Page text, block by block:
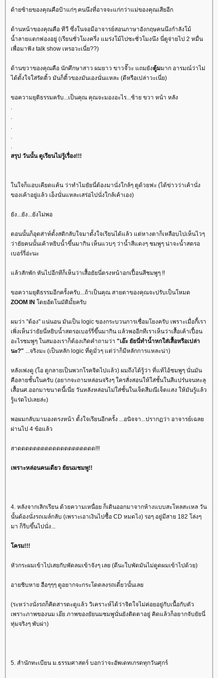
ด้ายซ้ายของคุณคือป้าแก่ๆ คนนึงที่อาจจะแก่กว่าแม่ของคุณเสียอีก
ด้านหน้าของคุณคือ ทีวี ซึ่งในจอมีอาจารย์สอนภาษาอังกฤษคนนึงกำลังโม้
น้ำลายแตกฟองอยู่ (เรียนชั่วโมงครึ่ง แมร่งโม้ไปซะชั่วโมงนึง นี่ตูจ่ายไป 2 หมื่น
เพื่อมาฟัง talk show เหรอวะเนี่ย??)
ด้านขวาของคุณคือ นักศึกษาสาว ผมยาว ขาวจั๊วะ แถมยังตู้มมาก อารมณ์ว่าไม่
ได้ตั้งใจใส่รัดติ้ว มันก็ติ้วของมันเองนั่นแหละ (ดีหรือเปล่าวะเนี่ย)
ขอความยุติธรรมครับ...เป็นคุณ คุณจะมองอะไร...ซ้าย ขวา หน้า หลัง
สรุป วันนั้น ตูเรียนไม่รู้เรื่อง!!!
นใจก็แอบเคียดแค้น ว่าทำไมยัยนี่ต้องมานั่งใกล้ๆ ตูด้วยฟะ (ได้ข่าวว่าเค้านั่ง
ของเค้าอยู่แล้ว เอ็งนั่นแหละเสร่อไปนั่งใกล้เค้าเอง)
ัง...ยัง...ยังไม่พอ
ตอนนั้นก็อุตส่าห์ตั้งสติกลับใจมาตั้งใจเรียนได้แล้ว แต่หางตาก็เหลือบไปเห็นไวๆ
ว่ายัยคนนั้นเค้าหยิบน้ำขึ้นมากิน เห็นแวบๆ ว่าน้ำสีแดงๆ ชมพูๆ น่าจะน้ำสตรอ
เบอร์รี่อ่ะนะ
ล้วสักพัก หันไปอีกทีก็เห็นว่าเสื้อยัยนี่ตรงหน้าอกเปื้อนสีชมพูๆ !!
ขอความยุติธรรมอีกครั้งครับ...ถ้าเป็นคุณ สายตาของคุณจะปรับเป็นโหมด
ZOOM IN ดยอัตโนมัติมั้ยครับ
ผมว่า "ต้อง" แน่นอน มันเป็น logic ของกระบวนการเชื่อมโยงครับ เพราะเมื่อกี้เรา
เพิ่งเห็นว่ายัยนี่หยิบน้ำสตรอเบอร์รี่ขึ้นมากิน แล้วพออีกทีเราเห็นว่าเสื้อเค้าเปื้อน
อะไรชมพูๆ ในสมองเราก็ต้องเกิดคำถามว่า "เอ๊ะ ยัยนี่ทำน้ำหกใส่เสื้อหรือเปล่า
นะ?" ...จริงมะ (เป็นหลัก logic ที่ดูมั่วๆ แต่ว่าก็มีหลักการแหละน่า)
หลังเพ่งดู (โอ ตูกลายเป็นพวกโรคจิตไปแล้ว) ผมถึงได้รู้ว่า ที่แท้ไอ้ชมพูๆ นั่นมัน
คือลายชั้นในครับ (อยากจะถามหล่อนจริงๆ ใครสั่งสอนให้ใส่ชั้นในสีแปร๋นจนทะลุ
เสื้อนศ.ออกมาขนาดนี้เนี่ย วันหลังหล่อนไม่ใส่ชั้นในเจ็ดสีมณีเจ็ดแสง ให้มันรู้แล้ว
รู้แร่ดไปเลยล่ะ)
พอผมกลับมามองตรงหน้า ตั้งใจเรียนอีกครั้ง ...อนิจจา...ปรากฏว่า อาจารย์เฉล
ผ่านไป 4 ข้อแล้ว
สาดดดดดดดดดดดดดดดดดดดด!!!
เพราะหล่อนคนเดียว ยัยนมชมพู!!
4. หลังจากเลิกเรียน ด้วยความเหนื่อย ก็เดินออกมาจากห้างแบบสะโหลสะเหล วัน
นั้นต้องนั่งรถเมล์กลับ (เพราะเอาเงินไปซื้อ CD หมดไง) รอๆ อยู่มีสาย 182 โล่งๆ
มา ก็รีบขึ้นไปนั่ง...
ครม!!!
หัวกระผมเข้าไปเสยกับพัดลมเข้าจังๆ เลย (ดีนะใบพัดมันไม่ดูดผมเข้าไปด้วย)
อายชิบหาย ฮือๆๆๆ ตูอยากจะกระโดดลงรถเดี๋ยวนั้นเล
(ระหว่างนั่งรถก็คิดสารตะดูแล้ว วิเคราะห์ได้ว่าจิตใจไม่ค่อยอยู่กับเนื้อกับตัว
เพราะภาพของนม เอ๊ย ภาพของยัยนมชมพูนั่นยังติดตาอยู่ คิดแล้วก็อยากจับยัยนี่
ทุ่มจริงๆ พับผ่า)
5. สำนักทะเบียน ม.ธรรมศาสตร์ บอกว่าจะอัพเดทเกรดทุกวันศุกร์